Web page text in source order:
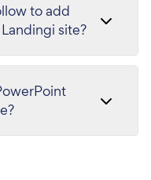
to add
site?